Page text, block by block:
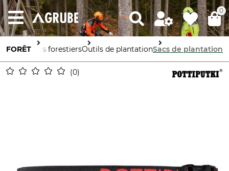
0
FORÊT
Accessoires forestiersOutils de plantationSacs de plantation
0